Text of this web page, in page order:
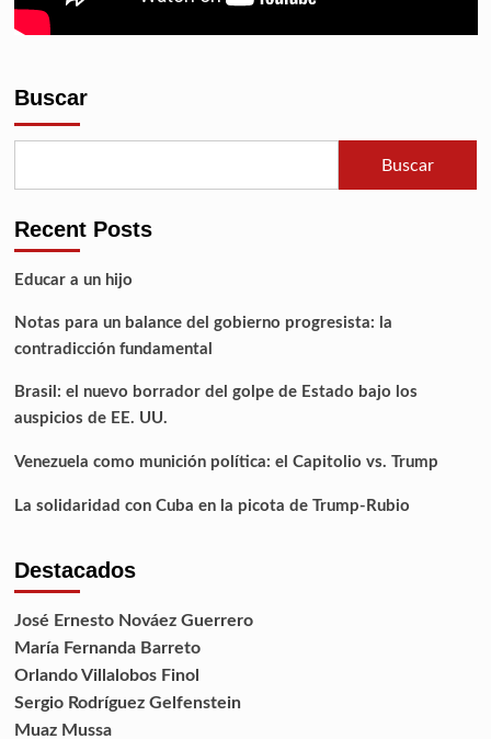
Buscar
Buscar
Recent Posts
Educar a un hijo
Notas para un balance del gobierno progresista: la
contradicción fundamental
Brasil: el nuevo borrador del golpe de Estado bajo los
auspicios de EE. UU.
Venezuela como munición política: el Capitolio vs. Trump
La solidaridad con Cuba en la picota de Trump-Rubio
Destacados
José Ernesto Nováez Guerrero
María Fernanda Barreto
Orlando Villalobos Finol
Sergio Rodríguez Gelfenstein
Muaz Mussa